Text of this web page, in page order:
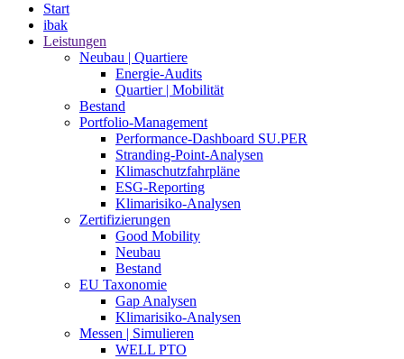
Start
ibak
Leistungen
Neubau | Quartiere
Energie-Audits
Quartier | Mobilität
Bestand
Portfolio-Management
Performance-Dashboard SU.PER
Stranding-Point-Analysen
Klimaschutzfahrpläne
ESG-Reporting
Klimarisiko-Analysen
Zertifizierungen
Good Mobility
Neubau
Bestand
EU Taxonomie
Gap Analysen
Klimarisiko-Analysen
Messen | Simulieren
WELL PTO